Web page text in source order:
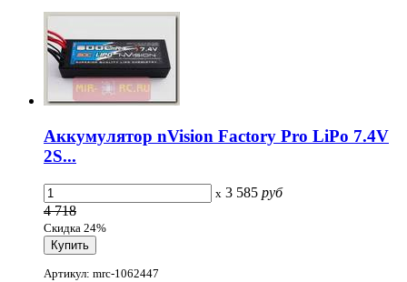
Аккумулятор nVision Factory Pro LiPo 7.4V
2S...
x 3 585 руб
4 718
Скидка 24%
Артикул: mrc-1062447